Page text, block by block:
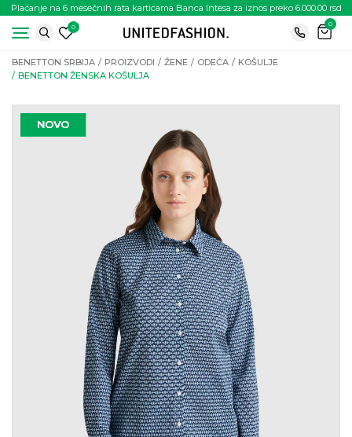
Plaćanje na 6 mesečnih rata karticama Banca Intesa za iznos preko 6.000.00 rsd
0
0
BENETTON SRBIJA PROIZVODI ŽENE ODEĆA
KOŠULJE
BENETTON ŽENSKA KOŠULJA